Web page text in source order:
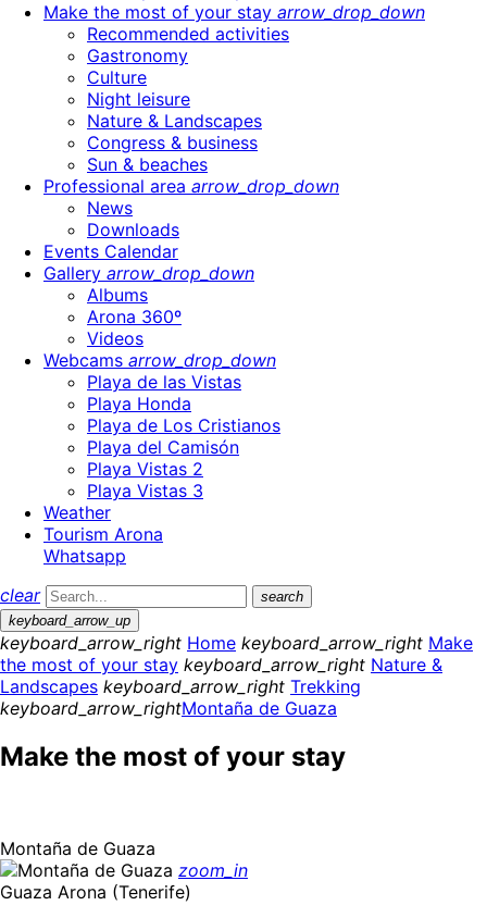
Make the most of your stay arrow_drop_down
Recommended activities
Gastronomy
Culture
Night leisure
Nature & Landscapes
Congress & business
Sun & beaches
Professional area arrow_drop_down
News
Downloads
Events Calendar
Gallery arrow_drop_down
Albums
Arona 360º
Videos
Webcams arrow_drop_down
Playa de las Vistas
Playa Honda
Playa de Los Cristianos
Playa del Camisón
Playa Vistas 2
Playa Vistas 3
Weather
Tourism Arona
Whatsapp
clear
search
keyboard_arrow_up
keyboard_arrow_right Home keyboard_arrow_right Make
the most of your stay keyboard_arrow_right Nature &
Landscapes keyboard_arrow_right Trekking
keyboard_arrow_rightMontaña de Guaza
Make the most of your stay
Montaña de Guaza
zoom_in
Guaza Arona (Tenerife)